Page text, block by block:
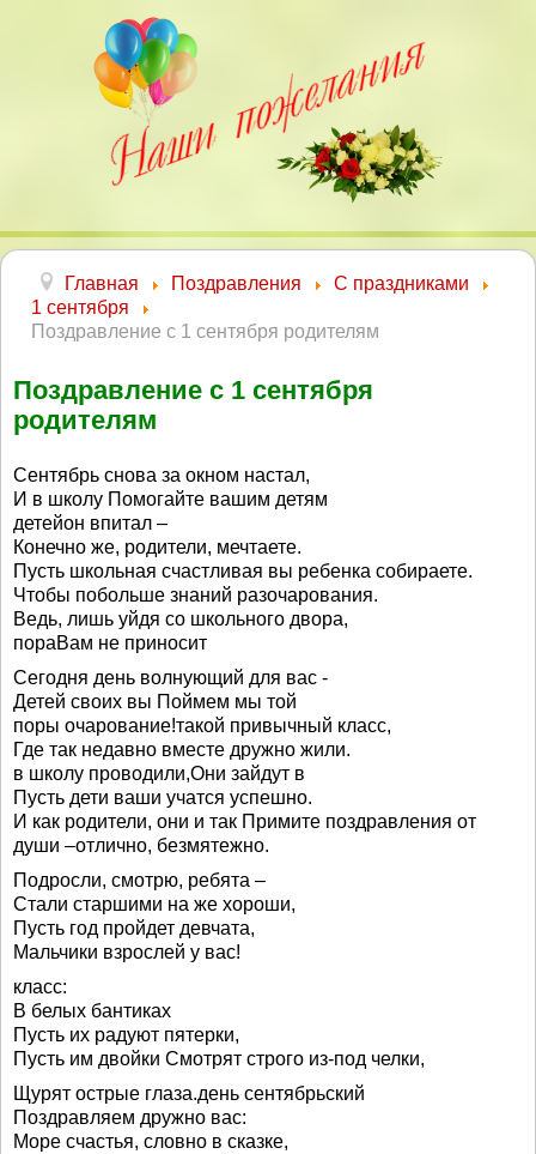
Главная Поздравления
С праздниками
1 сентября
Поздравление с 1 сентября родителям
Поздравление с 1 сентября
родителям
Сентябрь снова за окном настал,
И в школу Помогайте вашим детям
детейон впитал –
Конечно же, родители, мечтаете.
Пусть школьная счастливая вы ребенка собираете.
Чтобы побольше знаний разочарования.
Ведь, лишь уйдя со школьного двора,
пораВам не приносит
Сегодня день волнующий для вас -
Детей своих вы Поймем мы той
поры очарование!такой привычный класс,
Где так недавно вместе дружно жили.
в школу проводили,Они зайдут в
Пусть дети ваши учатся успешно.
И как родители, они и так Примите поздравления от
души –отлично, безмятежно.
Подросли, смотрю, ребята –
Стали старшими на же хороши,
Пусть год пройдет девчата,
Мальчики взрослей у вас!
класс:
В белых бантиках
Пусть их радуют пятерки,
Пусть им двойки Смотрят строго из-под челки,
Щурят острые глаза.день сентябрьский
Поздравляем дружно вас:
Море счастья, словно в сказке,